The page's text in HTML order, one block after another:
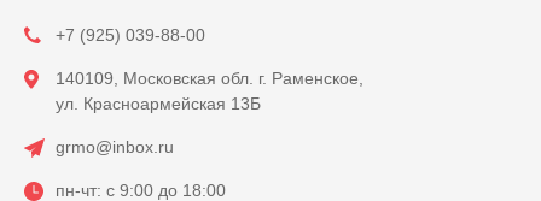
+7 (925) 039-88-00
140109, Московская обл. г. Раменское,
ул. Красноармейская 13Б
grmo@inbox.ru
пн-чт: с 9:00 до 18:00